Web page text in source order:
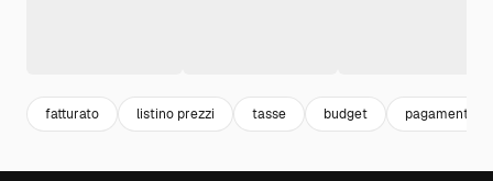
fatturato listino prezzi tasse budget pagamento